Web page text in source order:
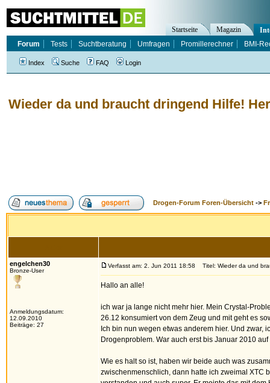
Wieder da und braucht dringend Hilfe!
Drogen-Forum Foren-Übersicht ->
engelchen30
Bronze-User
Anmeldungsdatum:
12.09.2010
Beiträge: 27
Verfasst am: 2. Jun 2011 18:58 Titel: Wieder da und
Hallo an alle!
ich war ja lange nicht mehr hier. Mein Crystal-
26.12 konsumiert von dem Zeug und mit geht es
Ich bin nun wegen etwas anderem hier. Und
Drogenproblem. War auch erst bis Januar 2010
Wie es halt so ist, haben wir beide auch was
zwischenmenschlich, dann hatte ich zweimal XTC
Startseite Magazin
Forum
Tests Suchtberatung Umfragen Promillerechner BMI-
Index Suche FAQ Login